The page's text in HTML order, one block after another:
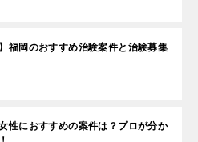
福岡のおすすめ治験案件と治験募集
性におすすめの案件は？プロが分か